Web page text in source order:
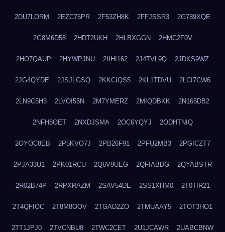
2DU7LORM 2EZC76PR 2F53ZH8K 2FFJSSR3 2G789XQE
2G8M6D58 2HDT2UKH 2HLBXGGN 2HMC2F0V
2HO7QAUP 2HYWPJNU 2IIHI162 2J4TVL9Q 2JDKS9WZ
2JG4QYDE 2JSJLGSQ 2KKCIQS5 2KL1TDVU 2LCI7CW6
2LN9C5H3 2LVOI55N 2M7YMERZ 2MIQDBKK 2N165DB2
2NFH8OET 2NXDJSMA 2OC6YQYJ 2ODHTNIQ
2OYOC8EB 2P5KVO7J 2PB26F91 2PFU2MB3 2PGICZT7
2PJA33U1 2PK01RCU 2Q6V9UEG 2QFIABDG 2QYABSTR
2R02B74P 2RPXRAZM 2SAV54DE 2SS1XHM0 2T0TIR21
2T4QFIOC 2T8M8OOV 2TGAD2ZO 2TMUAAY5 2TOT3HO1
2TT1JPJ0 2TVCNBU8 2TWC2CET 2U1JCAWR 2UABCBNW